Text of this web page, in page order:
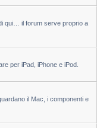
qui… il forum serve proprio a
per iPad, iPhone e iPod.
il Mac, i componenti e